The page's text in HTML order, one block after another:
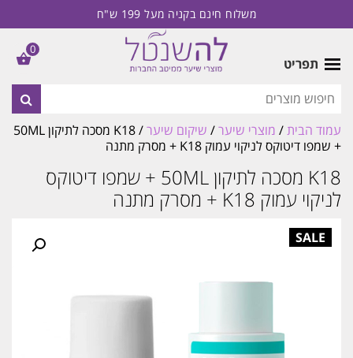
משלוח חינם בקניה מעל 199 ש"ח
תפריט
עמוד הבית/ מוצרי שיער/ שיקום שיער
/ K18 מסכה לתיקון 50ML
+ שמפו דיטוקס לניקוי עמוק K18 + מסרק מתנה
K18 מסכה לתיקון 50ML + שמפו דיטוקס
לניקוי עמוק K18 + מסרק מתנה
0